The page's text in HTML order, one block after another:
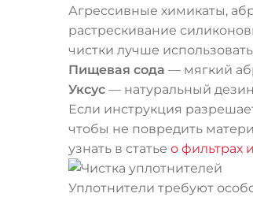
Агрессивные химикаты,
растрескивание
чистки лучше использовать
Пищевая сода — мягкий
Уксус — натуральный
Если инструкция
чтобы не повредить
узнать в статье о фильтрах
Уплотнители требуют